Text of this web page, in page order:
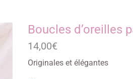
Boucles d’oreilles
14,00€
Originales et élégantes